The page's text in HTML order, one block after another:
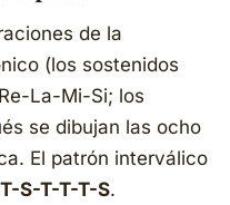
de la
(los sostenidos
La-Mi-Si; los
se dibujan las ocho
El patrón interválico
S-T-T-T-S.